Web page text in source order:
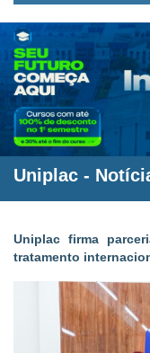
Uniplac -
Uniplac firma
tratamento